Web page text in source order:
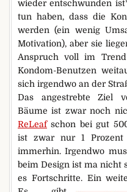
wieder entschwunden
tun haben, dass die
werden (ein wenig
Motivation), aber sie
Anspruch voll im
Kondom-Benutzen
sich irgendwo an der
Das angestrebte Ziel
Bäume ist zwar noch
ReLeafschon bei gut
ist zwar nur 1 Prozent
immerhin. Irgendwo
beim Design ist ma nicht
es Fortschritte. Ein